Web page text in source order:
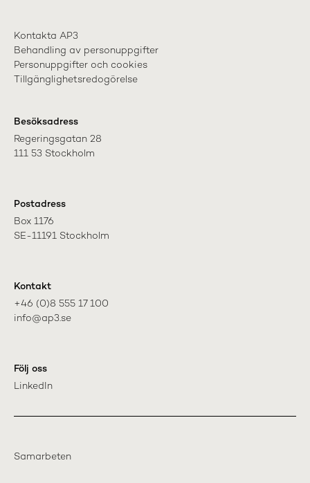
Kontakta AP3
Behandling av personuppgifter
Personuppgifter och cookies
Tillgänglighetsredogörelse
Besöksadress
Regeringsgatan 28
111 53 Stockholm
Postadress
Box 1176
SE-11191 Stockholm
Kontakt
+46 (0)8 555 17 100
info@ap3.se
Följ oss
LinkedIn
Samarbeten